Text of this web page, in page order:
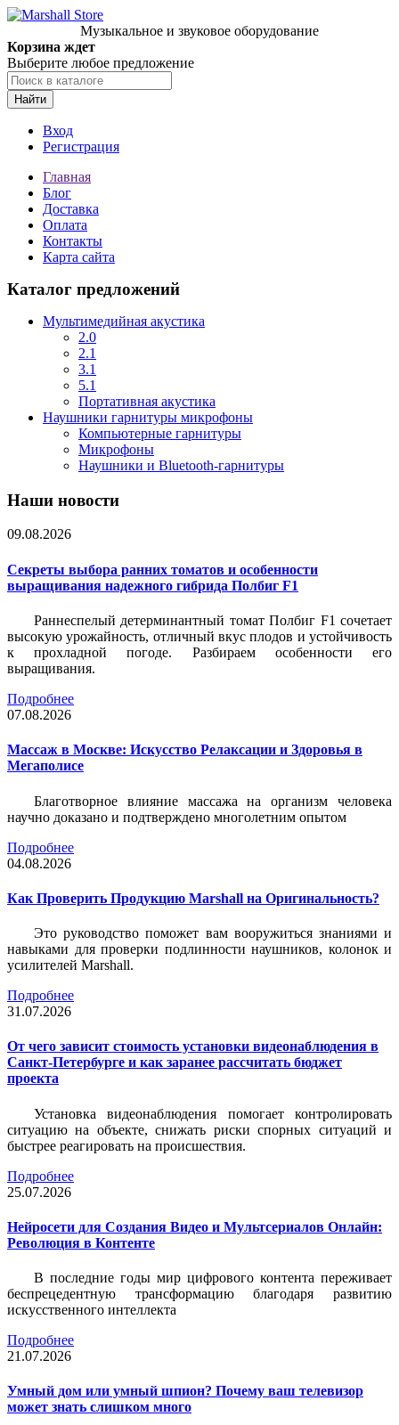
Музыкальное и звуковое оборудование
Корзина ждет
Выберите любое предложение
Найти
Вход
Регистрация
Главная
Блог
Доставка
Оплата
Контакты
Карта сайта
Каталог предложений
Мультимедийная акустика
2.0
2.1
3.1
5.1
Портативная акустика
Наушники гарнитуры микрофоны
Компьютерные гарнитуры
Микрофоны
Наушники и Bluetooth-гарнитуры
Наши новости
09.08.2026
Секреты выбора ранних томатов и особенности
выращивания надежного гибрида Полбиг F1
Раннеспелый детерминантный томат Полбиг F1 сочетает
высокую урожайность, отличный вкус плодов и устойчивость
к прохладной погоде. Разбираем особенности его
выращивания.
Подробнее
07.08.2026
Массаж в Москве: Искусство Релаксации и Здоровья в
Мегаполисе
Благотворное влияние массажа на организм человека
научно доказано и подтверждено многолетним опытом
Подробнее
04.08.2026
Как Проверить Продукцию Marshall на Оригинальность?
Это руководство поможет вам вооружиться знаниями и
навыками для проверки подлинности наушников, колонок и
усилителей Marshall.
Подробнее
31.07.2026
От чего зависит стоимость установки видеонаблюдения в
Санкт-Петербурге и как заранее рассчитать бюджет
проекта
Установка видеонаблюдения помогает контролировать
ситуацию на объекте, снижать риски спорных ситуаций и
быстрее реагировать на происшествия.
Подробнее
25.07.2026
Нейросети для Создания Видео и Мультсериалов Онлайн:
Революция в Контенте
В последние годы мир цифрового контента переживает
беспрецедентную трансформацию благодаря развитию
искусственного интеллекта
Подробнее
21.07.2026
Умный дом или умный шпион? Почему ваш телевизор
может знать слишком много